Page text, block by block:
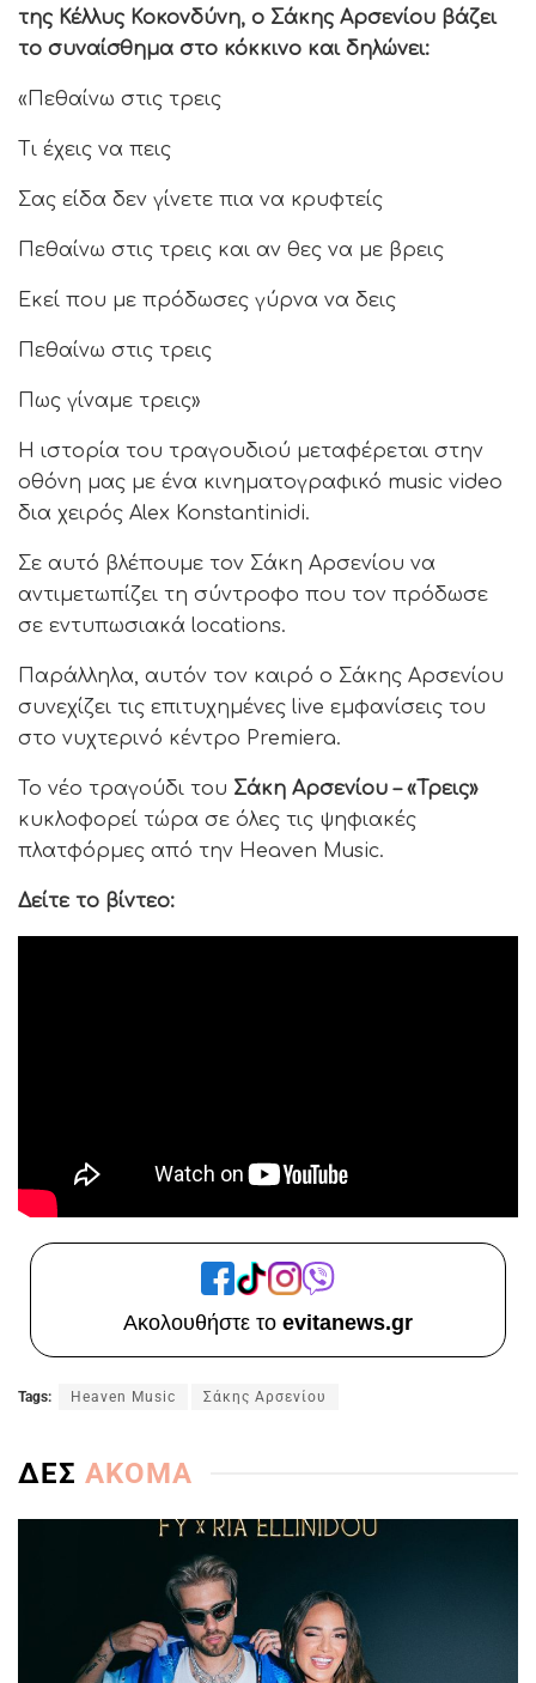
της Κέλλυς Κοκονδύνη, ο Σάκης Αρσενίου βάζει
το συναίσθημα στο κόκκινο και δηλώνει:
«Πεθαίνω στις τρεις
Τι έχεις να πεις
Σας είδα δεν γίνετε πια να κρυφτείς
Πεθαίνω στις τρεις και αν θες να με βρεις
Εκεί που με πρόδωσες γύρνα να δεις
Πεθαίνω στις τρεις
Πως γίναμε τρεις»
Η ιστορία του τραγουδιού μεταφέρεται στην
οθόνη μας με ένα κινηματογραφικό music video
δια χειρός Alex Konstantinidi.
Σε αυτό βλέπουμε τον Σάκη Αρσενίου να
αντιμετωπίζει τη σύντροφο που τον πρόδωσε
σε εντυπωσιακά locations.
Παράλληλα, αυτόν τον καιρό ο Σάκης Αρσενίου
συνεχίζει τις επιτυχημένες live εμφανίσεις του
στο νυχτερινό κέντρο Premiera.
Το νέο τραγούδι του Σάκη Αρσενίου – «Τρεις»
κυκλοφορεί τώρα σε όλες τις ψηφιακές
πλατφόρμες από την Heaven Music.
Δείτε το βίντεο:
Ακολουθήστε το evitanews.gr
Tags: Heaven Music Σάκης Αρσενίου
ΔΕΣ ΑΚΟΜΑ